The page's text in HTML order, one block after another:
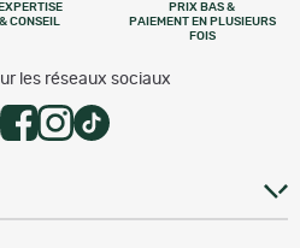
EXPERTISE
& CONSEIL
PRIX BAS &
PAIEMENT EN PLUSIEURS
FOIS
les réseaux sociaux